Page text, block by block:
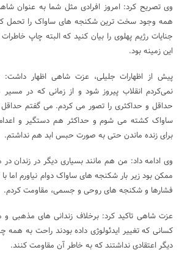
وی تصریح کرد: امروز افرادی مثل شما به عنوان
همه وجود سخت ترین شکنجه های ساواک را تحمل
جنایات رژیم پهلوی را بیان کنید که البته چاپ
این زمینه بود.
پیش از اظهارات جلیلی، عزت شاهی اظهار
نمی‌کردم انقلاب پیروز شود و از زمانی که در مسیر
حداقل و حداکثری را تصور می کردم. می گفتم حداقل
ساواک کشته می شوم و حداکثر هم دستگیر و
برای زنده ماندن حتی به صورت حبس ابد هم نداشتم.
وی ادامه داد: من هم مانند بسیاری دیگر در زندان
ممکن بود زیر بار شکنجه های ساواک دوام نیاورم اما
فشارها و شکنجه های روحی و جسمی، مقاومت کردم.
عزت شاهی تاکید کرد: برخلاف زندانی های مذهبی
کسانی که تغییر ایدئولوژی داده بودند راحت به همه
دیگر اعتقادی نداشتند که به خاطر آن مقاومت کنند.